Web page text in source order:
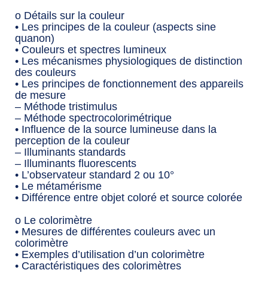
o Détails sur la couleur
• Les principes de la couleur (aspects sine
quanon)
• Couleurs et spectres lumineux
• Les mécanismes physiologiques de distinction
des couleurs
• Les principes de fonctionnement des appareils
de mesure
– Méthode tristimulus
– Méthode spectrocolorimétrique
• Influence de la source lumineuse dans la
perception de la couleur
– Illuminants standards
– Illuminants fluorescents
• L’observateur standard 2 ou 10°
• Le métamérisme
• Différence entre objet coloré et source colorée
o Le colorimètre
• Mesures de différentes couleurs avec un
colorimètre
• Exemples d’utilisation d’un colorimètre
• Caractéristiques des colorimètres